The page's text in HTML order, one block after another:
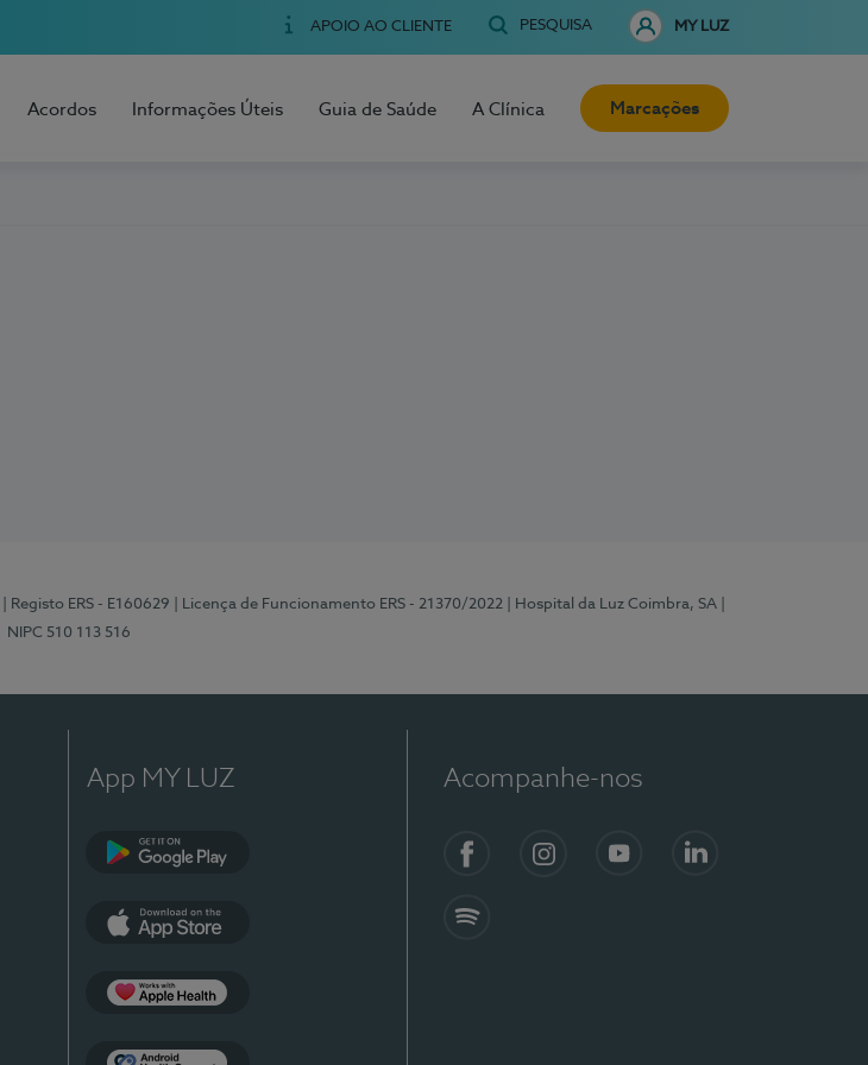
APOIO AO CLIENTE PESQUISA MY LUZ
Acordos Informações Úteis Guia de Saúde A Clínica Marcações
| Registo ERS - E160629 | Licença de Funcionamento ERS - 21370/2022 | Hospital da Luz Coimbra, SA
NIPC 510 113 516
App MY LUZ Acompanhe-nos